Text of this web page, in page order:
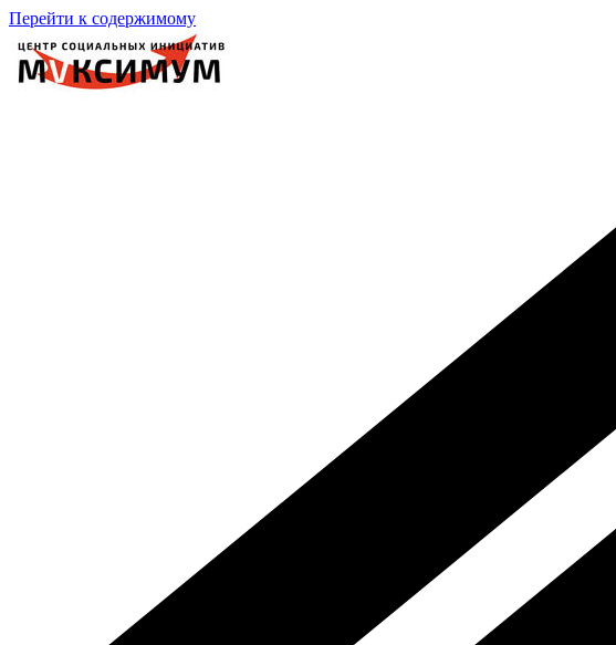
Перейти к содержимому